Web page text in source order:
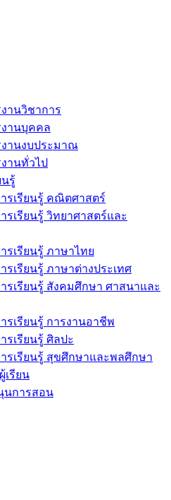
านวิชาการ
านบุคคล
านงบประมาณ
านทั่วไป
รู้
รเรียนรู้ คณิตศาสตร์
รเรียนรู้ วิทยาศาสตร์และ
รเรียนรู้ ภาษาไทย
รเรียนรู้ ภาษาต่างประเทศ
รเรียนรู้ สังคมศึกษา ศาสนาและ
รเรียนรู้ การงานอาชีพ
รเรียนรู้ ศิลปะ
รเรียนรู้ สุขศึกษาและพลศึกษา
รียน
นการสอน